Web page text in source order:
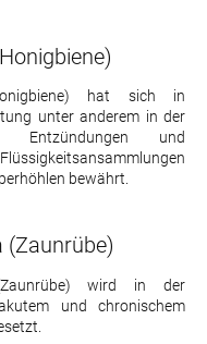
hat sich in
unter anderem in der
Entzündungen und
bewährt.
(Zaunrübe)
wird in der
und chronischem